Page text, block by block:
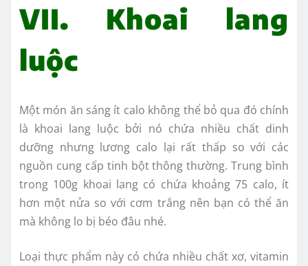
VII. Khoai lang
luộc
Một món ăn sáng ít calo không thể bỏ qua đó chính
là khoai lang luộc bởi nó chứa nhiều chất dinh
dưỡng nhưng lương calo lại rất thấp so với các
nguồn cung cấp tinh bột thông thường. Trung bình
trong 100g khoai lang có chứa khoảng 75 calo, ít
hơn một nửa so với cơm trắng nên bạn có thể ăn
mà không lo bị béo đâu nhé.
Loại thực phẩm này có chứa nhiều chất xơ, vitamin